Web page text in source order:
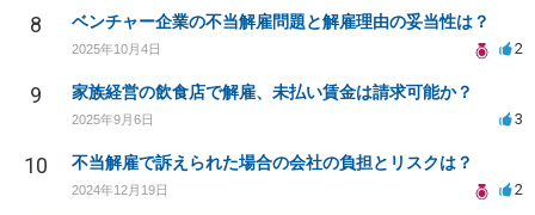
8 ベンチャー企業の不当解雇問題と解雇理由の妥当性は？
2025年10月4日 2
9 家族経営の飲食店で解雇、未払い賃金は請求可能か？
2025年9月6日 3
10 不当解雇で訴えられた場合の会社の負担とリスクは？
2024年12月19日 2